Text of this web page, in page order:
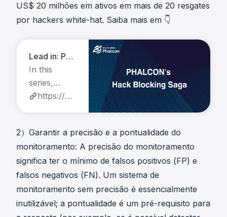
US$ 20 milhões em ativos em mais de 20 resgates
por hackers white-hat. Saiba mais em 👇
Lead in: Phalcon's Hack Blocking Saga
In this
series,
explore
Phalcon,
the world's
first crypto
hack
monitoring
and
blocking
https://blocksec.com/blog/lead-in-phalcon-s-hack-blocking-saga
2）Garantir a precisão e a pontualidade do
monitoramento: A precisão do monitoramento
significa ter o mínimo de falsos positivos (FP) e
falsos negativos (FN). Um sistema de
monitoramento sem precisão é essencialmente
inutilizável; a pontualidade é um pré-requisito para